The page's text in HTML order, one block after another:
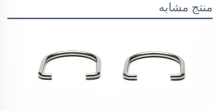
منتج مشابه